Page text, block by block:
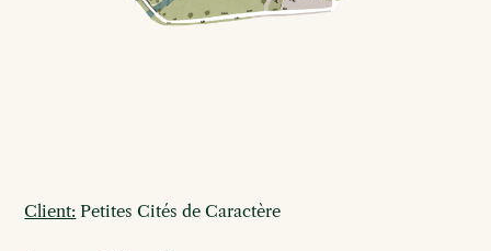
Client: Petites Cités de Caractère